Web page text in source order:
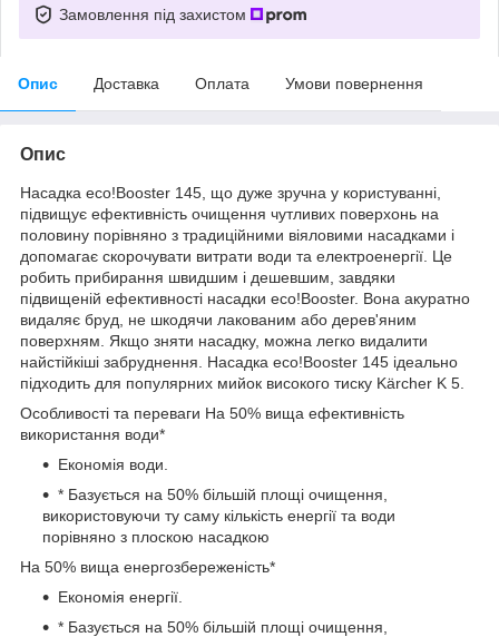
Замовлення під захистом
Опис Доставка Оплата Умови повернення
Опис
Насадка eco!Booster 145, що дуже зручна у користуванні,
підвищує ефективність очищення чутливих поверхонь на
половину порівняно з традиційними віяловими насадками і
допомагає скорочувати витрати води та електроенергії. Це
робить прибирання швидшим і дешевшим, завдяки
підвищеній ефективності насадки eco!Booster. Вона акуратно
видаляє бруд, не шкодячи лакованим або дерев'яним
поверхням. Якщо зняти насадку, можна легко видалити
найстійкіші забруднення. Насадка eco!Booster 145 ідеально
підходить для популярних мийок високого тиску Kärcher K 5.
Особливості та переваги На 50% вища ефективність
використання води*
Економія води.
* Базується на 50% більшій площі очищення,
використовуючи ту саму кількість енергії та води
порівняно з плоскою насадкою
На 50% вища енергозбереженість*
Економія енергії.
* Базується на 50% більшій площі очищення,